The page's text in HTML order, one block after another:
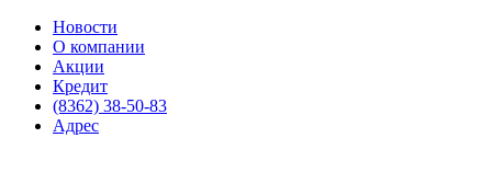
Новости
О компании
Акции
Кредит
(8362) 38-50-83
Адрес